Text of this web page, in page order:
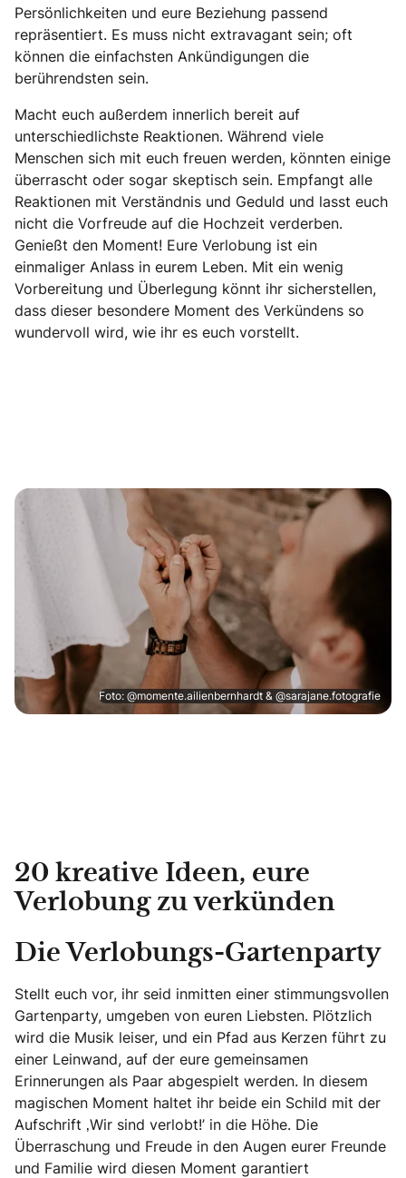
Persönlichkeiten und eure Beziehung passend
repräsentiert. Es muss nicht extravagant sein; oft
können die einfachsten Ankündigungen die
berührendsten sein.
Macht euch außerdem innerlich bereit auf
unterschiedlichste Reaktionen. Während viele
Menschen sich mit euch freuen werden, könnten einige
überrascht oder sogar skeptisch sein. Empfangt alle
Reaktionen mit Verständnis und Geduld und lasst euch
nicht die Vorfreude auf die Hochzeit verderben.
Genießt den Moment! Eure Verlobung ist ein
einmaliger Anlass in eurem Leben. Mit ein wenig
Vorbereitung und Überlegung könnt ihr sicherstellen,
dass dieser besondere Moment des Verkündens so
wundervoll wird, wie ihr es euch vorstellt.
Foto: @momente.ailienbernhardt & @sarajane.fotografie
20 kreative Ideen, eure
Verlobung zu verkünden
Die Verlobungs-Gartenparty
Stellt euch vor, ihr seid inmitten einer stimmungsvollen
Gartenparty, umgeben von euren Liebsten. Plötzlich
wird die Musik leiser, und ein Pfad aus Kerzen führt zu
einer Leinwand, auf der eure gemeinsamen
Erinnerungen als Paar abgespielt werden. In diesem
magischen Moment haltet ihr beide ein Schild mit der
Aufschrift ‚Wir sind verlobt!’ in die Höhe. Die
Überraschung und Freude in den Augen eurer Freunde
und Familie wird diesen Moment garantiert